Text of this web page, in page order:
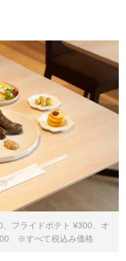
フライドポテト ¥300、オ
※すべて税込み価格